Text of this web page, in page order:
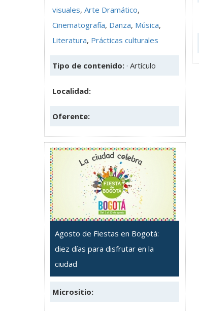
visuales, Arte Dramático,
Cinematografía, Danza, Música,
Literatura, Prácticas culturales
Tipo de contenido: · Artículo
Localidad:
Oferente:
Agosto de Fiestas en Bogotá:
diez días para disfrutar en la
ciudad
Micrositio: